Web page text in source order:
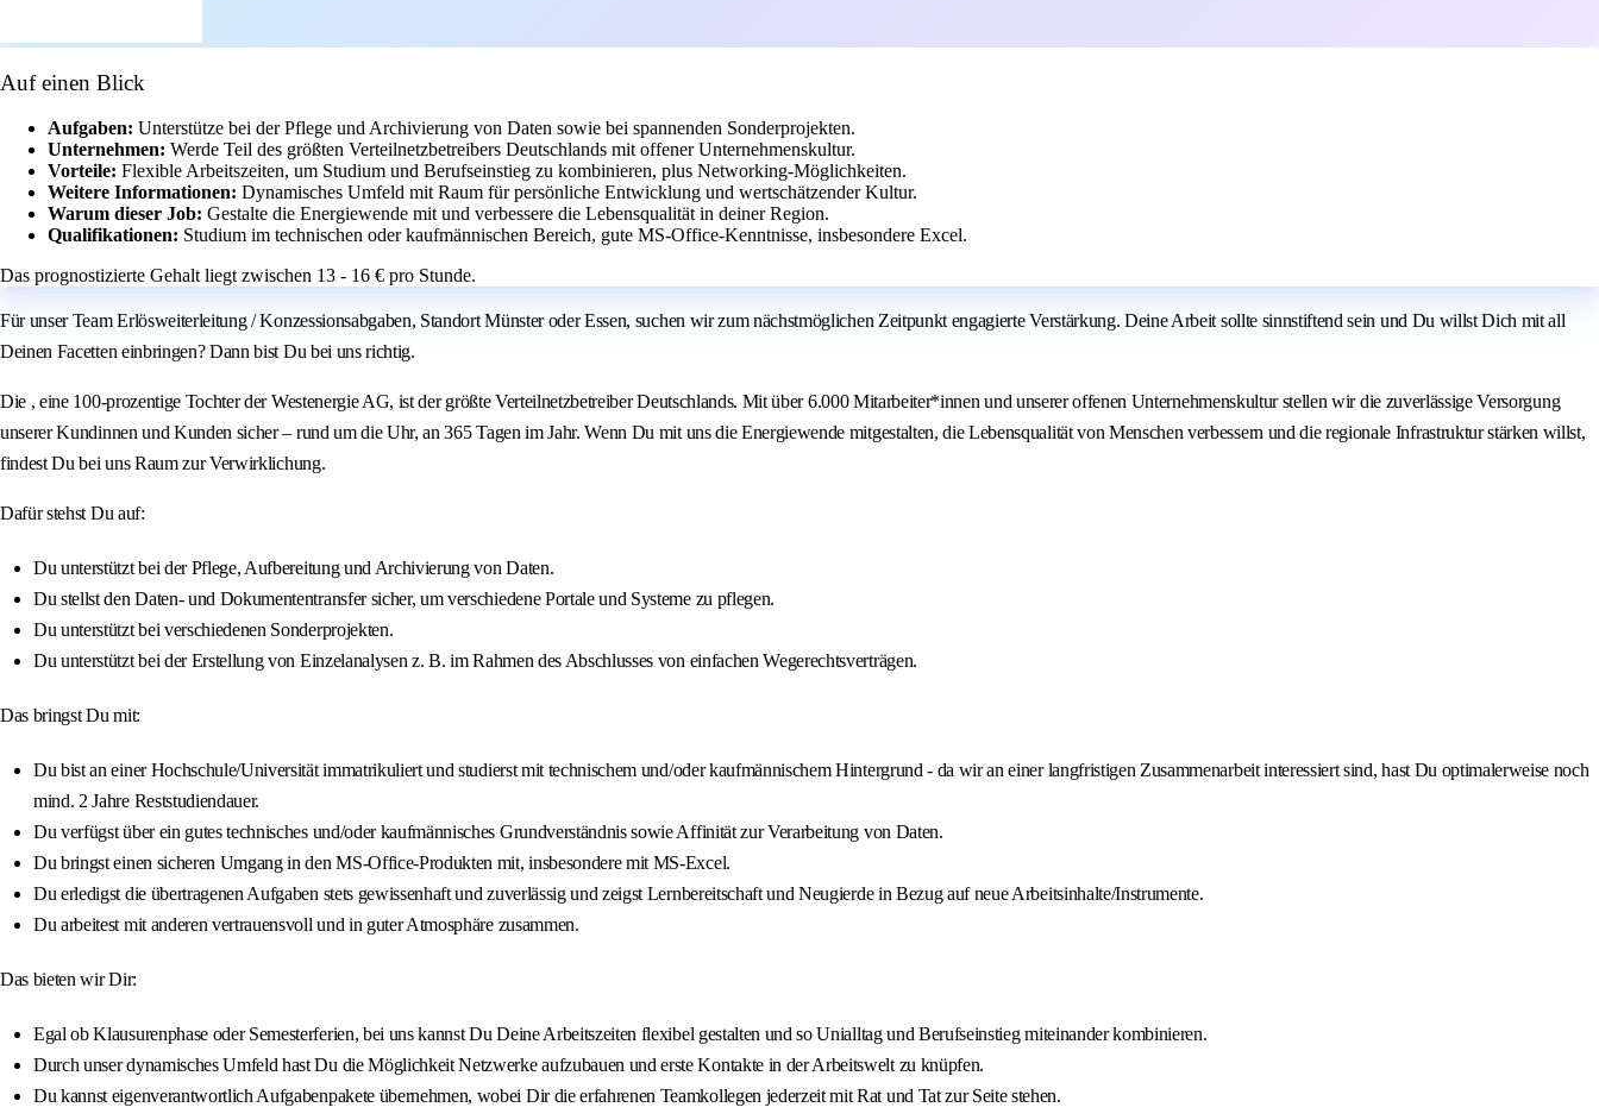
Auf einen Blick
Aufgaben: Unterstütze bei der Pflege und Archivierung von Daten sowie bei spannenden Sonderprojekten.
Unternehmen: Werde Teil des größten Verteilnetzbetreibers Deutschlands mit offener Unternehmenskultur.
Vorteile: Flexible Arbeitszeiten, um Studium und Berufseinstieg zu kombinieren, plus Networking-Möglichkeiten.
Weitere Informationen: Dynamisches Umfeld mit Raum für persönliche Entwicklung und wertschätzender Kultur.
Warum dieser Job: Gestalte die Energiewende mit und verbessere die Lebensqualität in deiner Region.
Qualifikationen: Studium im technischen oder kaufmännischen Bereich, gute MS-Office-Kenntnisse, insbesondere Excel.
Das prognostizierte Gehalt liegt zwischen 13 - 16 € pro Stunde.
Für unser Team Erlösweiterleitung / Konzessionsabgaben, Standort Münster oder Essen, suchen wir zum nächstmöglichen Zeitpunkt engagierte Verstärkung. Deine Arbeit sollte sinnstiftend sein und Du willst Dich mit all
Deinen Facetten einbringen? Dann bist Du bei uns richtig.
Die , eine 100-prozentige Tochter der Westenergie AG, ist der größte Verteilnetzbetreiber Deutschlands. Mit über 6.000 Mitarbeiter*innen und unserer offenen Unternehmenskultur stellen wir die zuverlässige Versorgung
unserer Kundinnen und Kunden sicher – rund um die Uhr, an 365 Tagen im Jahr. Wenn Du mit uns die Energiewende mitgestalten, die Lebensqualität von Menschen verbessern und die regionale Infrastruktur stärken willst,
findest Du bei uns Raum zur Verwirklichung.
Dafür stehst Du auf:
Du unterstützt bei der Pflege, Aufbereitung und Archivierung von Daten.
Du stellst den Daten- und Dokumententransfer sicher, um verschiedene Portale und Systeme zu pflegen.
Du unterstützt bei verschiedenen Sonderprojekten.
Du unterstützt bei der Erstellung von Einzelanalysen z. B. im Rahmen des Abschlusses von einfachen Wegerechtsverträgen.
Das bringst Du mit:
Du bist an einer Hochschule/Universität immatrikuliert und studierst mit technischem und/oder kaufmännischem Hintergrund - da wir an einer langfristigen Zusammenarbeit interessiert sind, hast Du optimalerweise noch
mind. 2 Jahre Reststudiendauer.
Du verfügst über ein gutes technisches und/oder kaufmännisches Grundverständnis sowie Affinität zur Verarbeitung von Daten.
Du bringst einen sicheren Umgang in den MS-Office-Produkten mit, insbesondere mit MS-Excel.
Du erledigst die übertragenen Aufgaben stets gewissenhaft und zuverlässig und zeigst Lernbereitschaft und Neugierde in Bezug auf neue Arbeitsinhalte/Instrumente.
Du arbeitest mit anderen vertrauensvoll und in guter Atmosphäre zusammen.
Das bieten wir Dir:
Egal ob Klausurenphase oder Semesterferien, bei uns kannst Du Deine Arbeitszeiten flexibel gestalten und so Unialltag und Berufseinstieg miteinander kombinieren.
Durch unser dynamisches Umfeld hast Du die Möglichkeit Netzwerke aufzubauen und erste Kontakte in der Arbeitswelt zu knüpfen.
Du kannst eigenverantwortlich Aufgabenpakete übernehmen, wobei Dir die erfahrenen Teamkollegen jederzeit mit Rat und Tat zur Seite stehen.